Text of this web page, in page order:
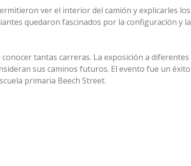
ver el interior del camión y explicarles los
quedaron fascinados por la configuración y la
tantas carreras. La exposición a diferentes
sus caminos futuros. El evento fue un éxito
primaria Beech Street.